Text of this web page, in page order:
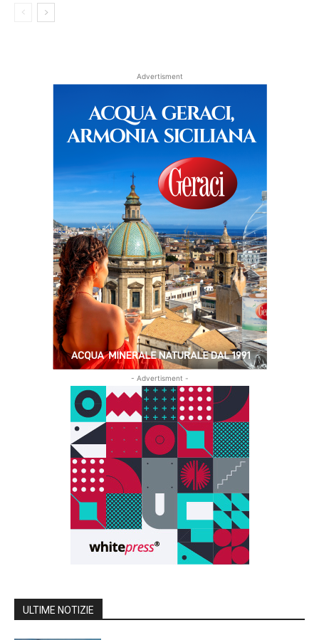
Advertisment
- Advertisment -
ULTIME NOTIZIE